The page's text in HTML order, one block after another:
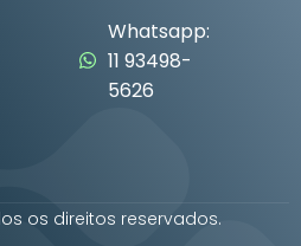
Whatsapp:
11 93498-
5626
os direitos reservados.